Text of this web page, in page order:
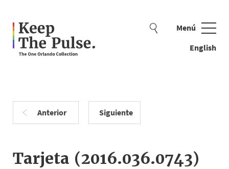
Menú
English
Cerrar
Anterior Siguiente
Tarjeta (2016.036.0743)